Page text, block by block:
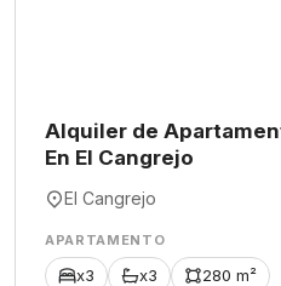
Alquiler de
En El Cangrejo
El Cangrejo
APARTAMENTO
x3 x3 280 m²